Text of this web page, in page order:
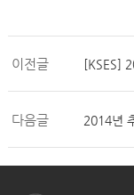
이전글 [KSES]
다음글 2014년